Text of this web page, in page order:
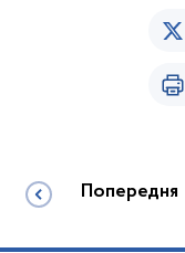
Попередня